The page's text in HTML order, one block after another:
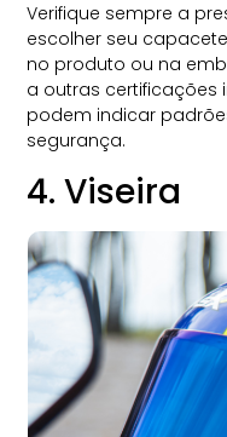
Verifique sempre a
escolher seu
no produto ou na
a outras certificações
podem indicar
segurança.
4. Viseira